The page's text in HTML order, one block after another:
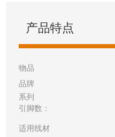
产品特点
物品
品牌
系列
引脚数：
适用线材